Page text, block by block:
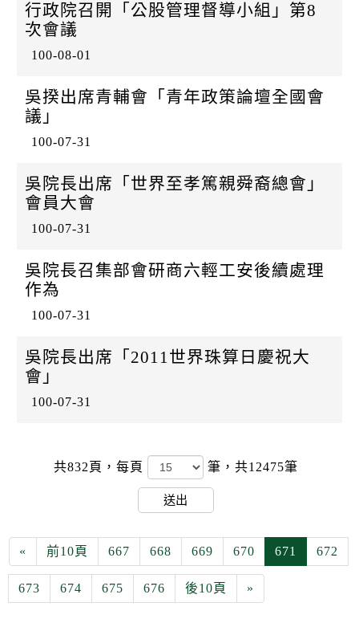
行政院召開「公股管理督導小組」第8
次會議
100-08-01
吳揆出席青輔會「青年政策論壇全國會
議」
100-07-31
吳院長出席「世界至孝篤親舜裔總會」
會員大會
100-07-31
吳院長召集部會研商六輕工安後續處理
作為
100-07-31
吳院長出席「2011世界珠算日慶祝大
會」
100-07-31
共832頁， 每頁 筆，共12475筆
送出
« 前10頁 667 668 669 670 671 672
673 674 675 676 後10頁 »